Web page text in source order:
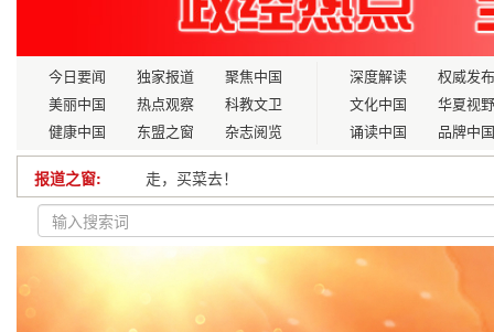
今日要闻 独家报道
聚焦中国
美丽中国
热点观察
科教文卫
健康中国
东盟之窗 杂志阅览
深度解读
权威发布
文化中国
华夏视野
诵读中国
品牌中国
报道之窗:
走，买菜去！
绵阳市大力推动“绵阳老字号”发展 擦亮城市文化“金
荒漠生金：一位八旬食疗传承者的“疆土宏图”与“